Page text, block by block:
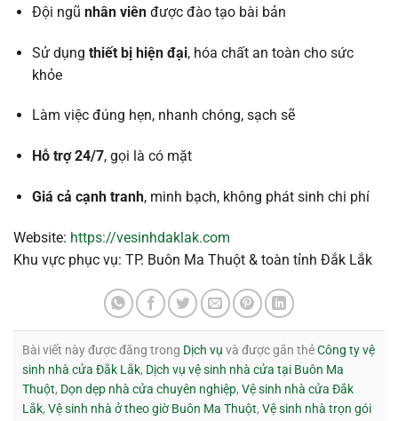
Đội ngũ nhân viên được đào tạo bài bản
Sử dụng thiết bị hiện đại, hóa chất an toàn cho sức
khỏe
Làm việc đúng hẹn, nhanh chóng, sạch sẽ
Hỗ trợ24/7, gọi là có mặt
Giá cả cạnh tranh, minh bạch, không phát sinh chi phí
Website: https://vesinhdaklak.com
Khu vực phục vụ: TP. Buôn Ma Thuột & toàn tỉnh Đắk Lắk
Bài viết này được đăng trong Dịch vụ và được gắn thẻCông ty vệ
sinh nhà cửa Đắk Lắk, Dịch vụ vệ sinh nhà cửa tại Buôn Ma
Thuột, Dọn dẹp nhà cửa chuyên nghiệp, Vệ sinh nhà cửa Đắk
Lắk, Vệ sinh nhà ở theo giờ Buôn Ma Thuột, Vệ sinh nhà trọn gói